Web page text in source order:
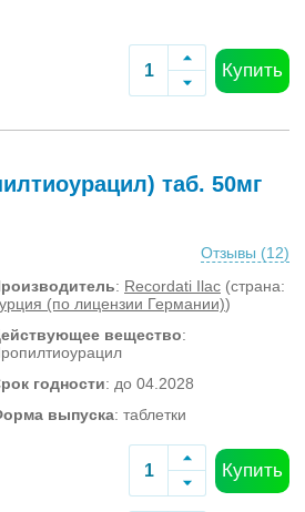
Купить
таб. 50мг
Отзывы (12)
: Recordati Ilac (страна:
(по лицензии Германии))
вещество:
годности: до 04.2028
выпуска: таблетки
Купить